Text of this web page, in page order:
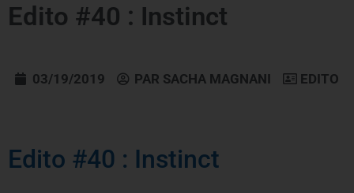
Edito #40 : Instinct
03/19/2019 PAR SACHA MAGNANI EDITO
Edito #40 : Instinct